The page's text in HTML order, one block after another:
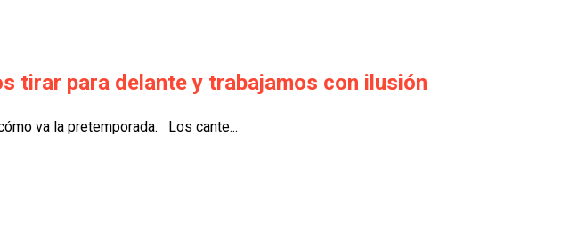
tirar para delante y trabajamos con ilusión
va la pretemporada. Los cante...